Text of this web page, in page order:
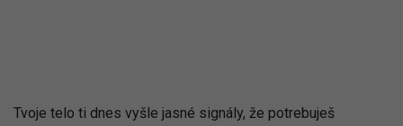
Tvoje telo ti dnes vyšle jasné signály, že potrebuješ